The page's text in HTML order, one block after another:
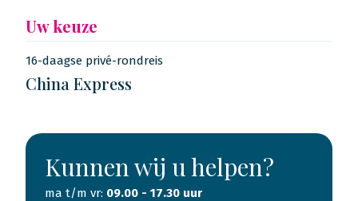
Uw keuze
16-daagse privé-rondreis
China Express
Kunnen wij u helpen?
ma t/m vr: 09.00 - 17.30 uur